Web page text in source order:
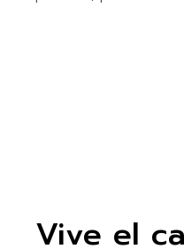
Vive el